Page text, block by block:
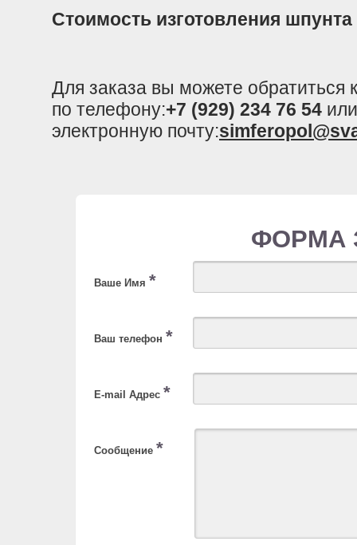
Стоимость изготовления
Для заказа вы можете
по телефону:+7 (929) 234 76 54
электронную почту:
ФОРМА
Ваше Имя *
Ваш телефон *
E-mail Адрес *
Сообщение *